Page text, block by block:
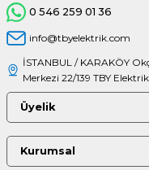
0 546 259 01 36
info@tbyelektrik.com
İSTANBUL / KARAKÖY
Merkezi 22/139 TBY Elektrik
Üyelik
Kurumsal